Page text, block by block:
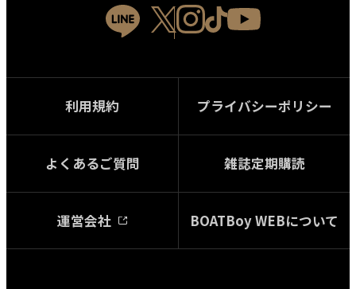
利用規約 プライバシーポリシー
よくあるご質問 雑誌定期購読
運営会社 BOATBoy WEBについて